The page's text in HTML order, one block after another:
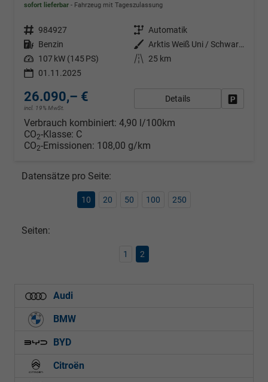
sofort lieferbar Fahrzeug mit Tageszulassung
Fahrzeugnr. 984927 Getriebe Automatik
Kraftstoff Benzin Außenfarbe
Arktis Weiß Uni / Schwarzes Dach
Leistung 107 kW (145 PS) Kilometerstand
25 km
01.11.2025
26.090,– €
incl. 19% MwSt.
Details
Verbrauch kombiniert: 4,90 l/100km
CO2-Klasse: C
CO2-Emissionen: 108,00 g/km
Datensätze pro Seite:
10 20 50 100 250
Seiten:
1 2
Audi
BMW
BYD
Citroën